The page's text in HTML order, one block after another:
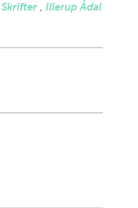
, Illerup Ådal